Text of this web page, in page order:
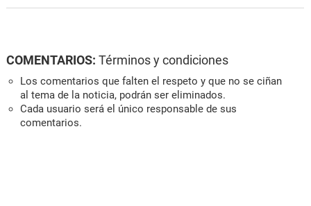
COMENTARIOS: Términos y condiciones
Los comentarios que falten el respeto y que no se ciñan
al tema de la noticia, podrán ser eliminados.
Cada usuario será el único responsable de sus
comentarios.